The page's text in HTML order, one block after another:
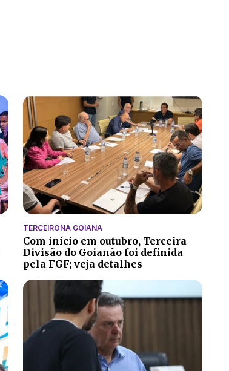
TERCEIRONA GOIANA
Com início em outubro, Terceira
Divisão do Goianão foi definida
pela FGF; veja detalhes